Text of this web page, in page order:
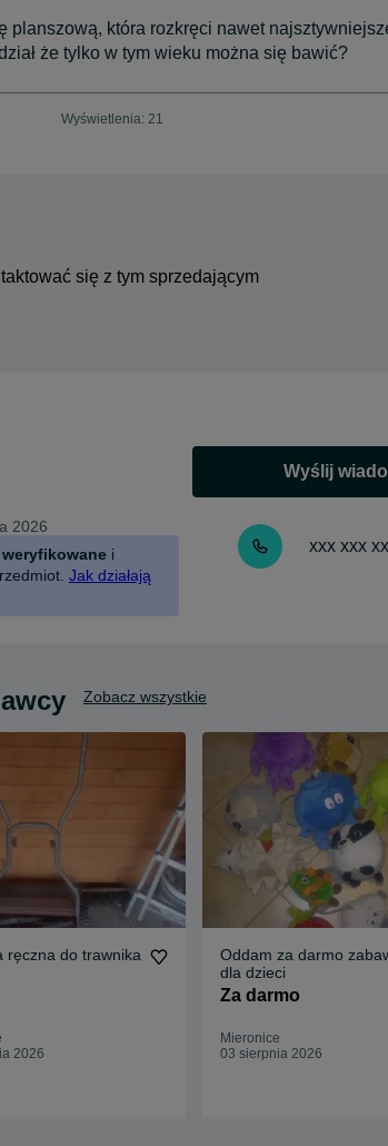
planszową, która rozkręci nawet
że tylko w tym wieku można się bawić?
Wyświetlenia: 21
się z tym sprzedającym
2026
weryfikowane i
Jak działają
Wyślij
xxx xxx
Zobacz wszystkie
ręczna do trawnika
2026
Oddam za darmo
dla dzieci
Za darmo
Mieronice
03 sierpnia 2026